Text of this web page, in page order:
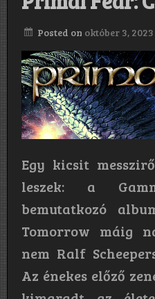
Posted on október 3, 2023
Egy kicsit
leszek: a
bemutatkozó
Tomorrow máig
nem Ralf
Az énekes előző